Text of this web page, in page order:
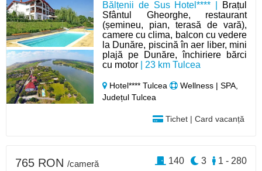
Bălțenii de Sus Hotel**** |
Brațul
Sfântul Gheorghe, restaurant
(șemineu, pian, terasă de vară),
camere cu clima, balcon cu vedere
la Dunăre, piscină în aer liber, mini
plajă pe Dunăre, închiriere bărci
cu motor | 23 km Tulcea
Hotel**** Tulcea
Wellness | SPA,
Județul Tulcea
Tichet | Card vacanță
765 RON /cameră 1 - 280
3
140